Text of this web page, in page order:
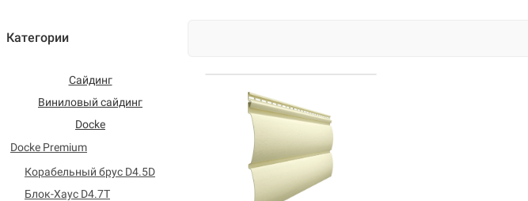
Категории
Сайдинг
Виниловый сайдинг
Docke
Docke Premium
Корабельный брус D4.5D
Блок-Хаус D4.7T